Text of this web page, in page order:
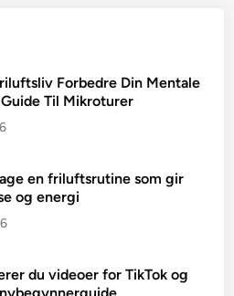
Forbedre Din Mentale
Til Mikroturer
en friluftsrutine som gir
og energi
du videoer for TikTok og